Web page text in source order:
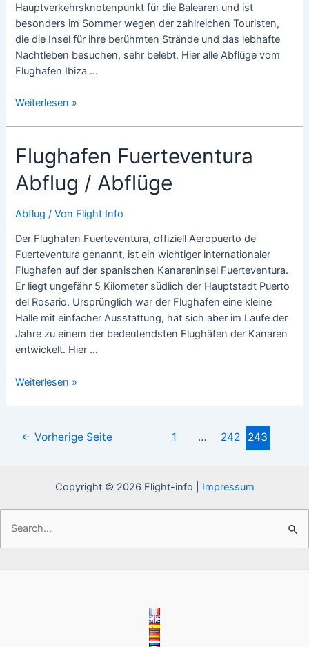
Hauptverkehrsknotenpunkt für die Balearen und ist
besonders im Sommer wegen der zahlreichen Touristen,
die die Insel für ihre berühmten Strände und das lebhafte
Nachtleben besuchen, sehr belebt. Hier alle Abflüge vom
Flughafen Ibiza …
Flughafen
/
Abflüge
Weiterlesen »
Flughafen Fuerteventura
Abflug / Abflüge
Abflug / Von Flight Info
Der Flughafen Fuerteventura, offiziell Aeropuerto de
Fuerteventura genannt, ist ein wichtiger internationaler
Flughafen auf der spanischen Kanareninsel Fuerteventura.
Er liegt ungefähr 5 Kilometer südlich der Hauptstadt Puerto
del Rosario. Ursprünglich war der Flughafen eine kleine
Halle mit einfacher Ausstattung, hat sich aber im Laufe der
Jahre zu einem der bedeutendsten Flughäfen der Kanaren
entwickelt. Hier …
Flughafen
Abflüge
Weiterlesen »
Seitennummerierung
← Vorherige Seite 1 … 242 243
Copyright © 2026 Flight-info | Impressum
nach: